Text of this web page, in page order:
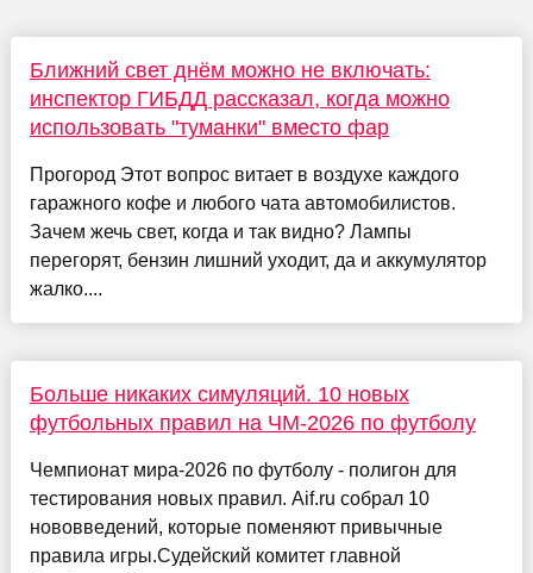
Ближний свет днём можно не включать:
инспектор ГИБДД рассказал, когда можно
использовать "туманки" вместо фар
Прогород Этот вопрос витает в воздухе каждого
гаражного кофе и любого чата автомобилистов.
Зачем жечь свет, когда и так видно? Лампы
перегорят, бензин лишний уходит, да и аккумулятор
жалко....
Больше никаких симуляций. 10 новых
футбольных правил на ЧМ-2026 по футболу
Чемпионат мира-2026 по футболу - полигон для
тестирования новых правил. Aif.ru собрал 10
нововведений, которые поменяют привычные
правила игры.Судейский комитет главной